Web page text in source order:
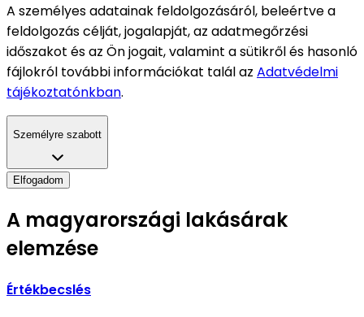
A személyes adatainak feldolgozásáról, beleértve a
feldolgozás célját, jogalapját, az adatmegőrzési
időszakot és az Ön jogait, valamint a sütikről és hasonló
fájlokról további információkat talál az Adatvédelmi
tájékoztatónkban.
Személyre szabott
Elfogadom
A magyarországi lakásárak
elemzése
Értékbecslés